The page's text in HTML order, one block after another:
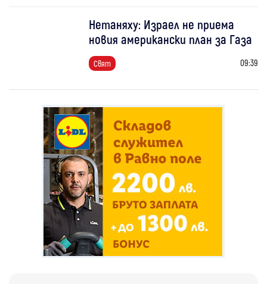
Нетаняху: Израел не приема
новия американски план за Газа
Свят 09:39